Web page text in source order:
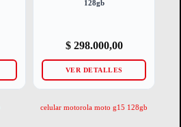
128gb
$298.000,00
VER DETALLES
celular motorola moto g15 128gb